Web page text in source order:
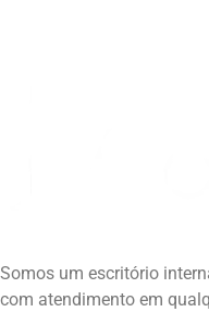
Somos um escritório
com atendimento em